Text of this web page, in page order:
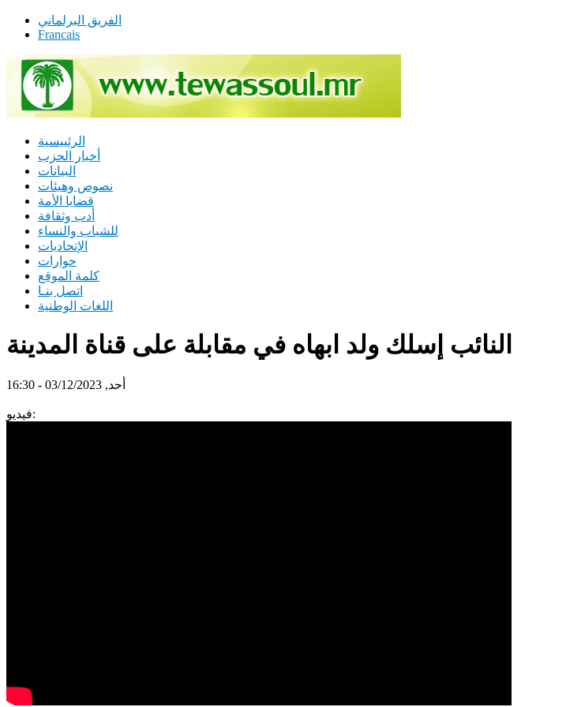
الفريق البرلماني
Francais
الرئييسية
أخبار الحزب
البيانات
نصوص وهيئات
قضايا الأمة
أدب وثقافة
للشباب والنساء
الإتحاديات
حوارات
كلمة الموقع
اتصل بنـا
اللغات الوطنية
النائب إسلك ولد ابهاه في مقابلة على قناة المدينة
أحد, 03/12/2023 - 16:30
فيديو: